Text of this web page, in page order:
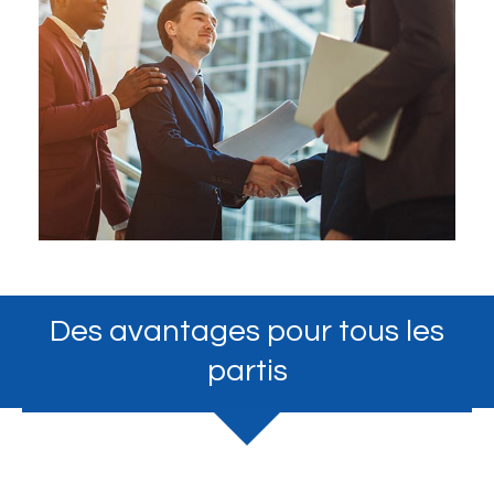
Des avantages pour tous les
partis